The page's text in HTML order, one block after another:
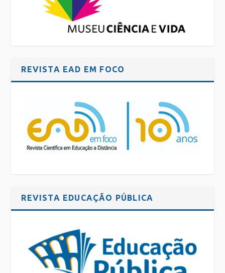
REVISTA EAD EM FOCO
REVISTA EDUCAÇÃO PÚBLICA